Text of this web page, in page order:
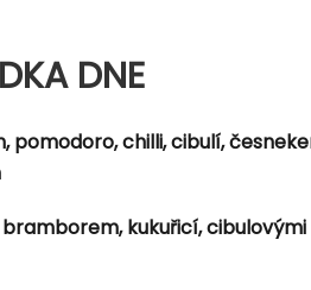
gorgonzolou, cherry
cibulí, praženou slaninou a
DNE
chilli, cibulí,
kukuřicí, cibulovými